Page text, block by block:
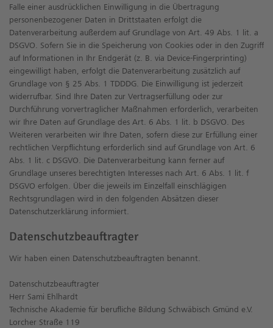
Falle einer ausdrücklichen Einwilligung in die Übertragung
personenbezogener Daten in Drittstaaten erfolgt die
Datenverarbeitung außerdem auf Grundlage von Art. 49 Abs. 1 lit. a
DSGVO. Sofern Sie in die Speicherung von Cookies oder in den Zugriff
auf Informationen in Ihr Endgerät (z. B. via Device-Fingerprinting)
eingewilligt haben, erfolgt die Datenverarbeitung zusätzlich auf
Grundlage von § 25 Abs. 1 TDDDG. Die Einwilligung ist jederzeit
widerrufbar. Sind Ihre Daten zur Vertragserfüllung oder zur
Durchführung vorvertraglicher Maßnahmen erforderlich, verarbeiten
wir Ihre Daten auf Grundlage des Art. 6 Abs. 1 lit. b DSGVO. Des
Weiteren verarbeiten wir Ihre Daten, sofern diese zur Erfüllung einer
rechtlichen Verpflichtung erforderlich sind auf Grundlage von Art. 6
Abs. 1 lit. c DSGVO. Die Datenverarbeitung kann ferner auf
Grundlage unseres berechtigten Interesses nach Art. 6 Abs. 1 lit. f
DSGVO erfolgen. Über die jeweils im Einzelfall einschlägigen
Rechtsgrundlagen wird in den folgenden Absätzen dieser
Datenschutzerklärung informiert.
Datenschutz­beauftragter
Wir haben einen Datenschutzbeauftragten benannt.
Datenschutzbeauftragter
Herr Sami Ehlhardt
Technische Akademie für berufliche Bildung Schwäbisch Gmünd e.V.
Lorcher Straße 119